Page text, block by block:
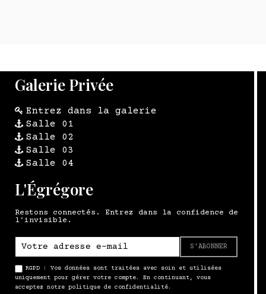
Galerie Privée
Entrez dans la galerie
Salle 01
Salle 02
Salle 03
Salle 04
L'Égrégore
Restons connectés. Entrez dans la confidence de
l'invisible.
S’ABONNER
RGPD : Vos données sont traitées avec soin et utilisées
uniquement pour gérer votre compte. En continuant, vous
acceptez notre politique de confidentialité.